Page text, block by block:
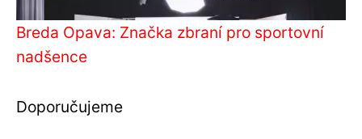
Breda Opava: Značka zbraní pro sportovní
nadšence
Doporučujeme